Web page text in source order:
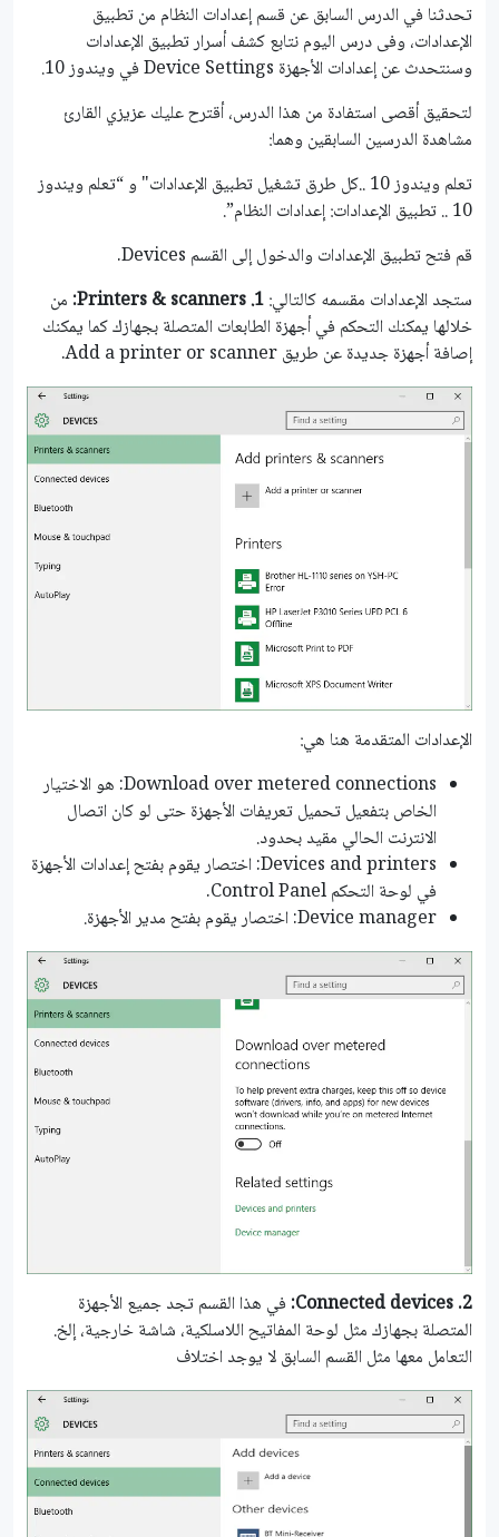
تحدثنا في الدرس السابق عن قسم إعدادات النظام من تطبيق
الإعدادات، وفى درس اليوم نتابع كشف أسرار تطبيق الإعدادات
وسنتحدث عن إعدادات الأجهزة Device Settings في ويندوز 10.
لتحقيق أقصى استفادة من هذا الدرس، أقترح عليك عزيزي القارئ
مشاهدة الدرسين السابقين وهما:
تعلم ويندوز 10 ..كل طرق تشغيل تطبيق الإعدادات" و “تعلم ويندوز
10 .. تطبيق الإعدادات: إعدادات النظام”.
قم فتح تطبيق الإعدادات والدخول إلى القسم Devices.
ستجد الإعدادات مقسمه كالتالي:1.
Printers & scanners: من
خلالها يمكنك التحكم في أجهزة الطابعات المتصلة بجهازك كما يمكنك
إصافة أجهزة جديدة عن طريق Add a printer or scanner.
الإعدادات المتقدمة هنا هي:
Download over metered connections: هو الاختيار
الخاص بتفعيل تحميل تعريفات الأجهزة حتى لو كان اتصال
الانترنت الحالي مقيد بحدود.
Devices and printers: اختصار يقوم بفتح إعدادات الأجهزة
في لوحة التحكم Control Panel.
Device manager: اختصار يقوم بفتح مدير الأجهزة.
2.
Connected devices: في هذا القسم تجد جميع الأجهزة
المتصلة بجهازك مثل لوحة المفاتيح اللاسلكية، شاشة خارجية، إلخ.
التعامل معها مثل القسم السابق لا يوجد اختلاف